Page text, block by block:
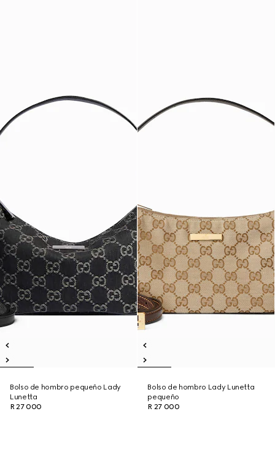
Bolso de hombro pequeño Lady
Lunetta
R 27 000
Bolso de hombro Lady Lunetta
pequeño
R 27 000